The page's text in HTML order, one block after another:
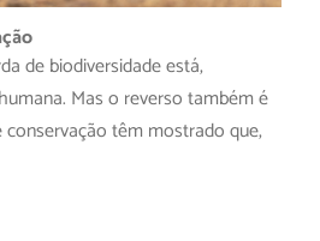
de biodiversidade está,
Mas o reverso também é
conservação têm mostrado que,